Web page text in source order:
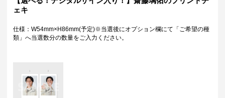
・海外への配送は対応しておりません。
・多連特典をご希望の場合、「くじ引き内容の選択」にてご希望の景品
が表示されているボタンを選択の上でくじ引きを行ってください。
※単発（1回ボタン）で引いた方は多連特典の対象とはなりませんのでご
・Wチャンス賞は対象の期間内くじ引き1回ごとにチャレンジできる特別
キャンペーンです。
・抽選は該当するWチャンス賞の期間終了後に一括で行い、完了次第当落
ェキ
仕様：W54mm×H86mm(予定)※当選後にオプション欄にて「ご希望の種
類」へ当選数分の数量をご入力ください。